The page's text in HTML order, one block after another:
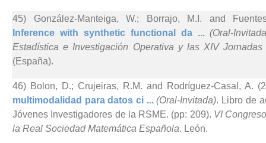
45) González-Manteiga, W.; Borrajo, M.I. and
Inference with synthetic functional da ...(Oral-
Estadística e Investigación Operativa y las XIV
(España).
46) Bolon, D.; Crujeiras, R.M. and Rodríguez-Casal, A.
multimodalidad para datos ci ...(Oral-Invitada). Libro de
Jóvenes Investigadores de la RSME. (pp: 209). VI
la Real Sociedad Matemática Española. León.